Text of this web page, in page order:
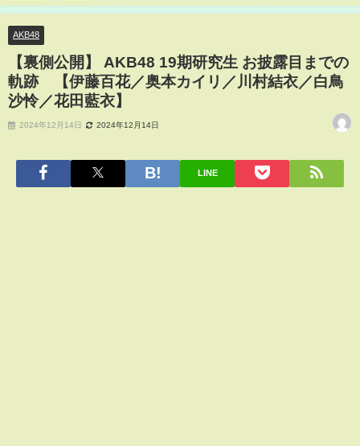
藤百花／奥本カイリ／川村結衣／白鳥沙怜／花田藍衣】
AKB48
【裏側公開】 AKB48 19期研究生 お披露目までの
軌跡 【伊藤百花／奥本カイリ／川村結衣／白鳥
沙怜／花田藍衣】
2024年12月14日 2024年12月14日
LINE